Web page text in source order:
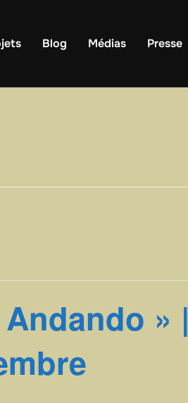
Blog Médias Presse
» |